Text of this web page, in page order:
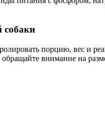
порцию, вес и
внимание на